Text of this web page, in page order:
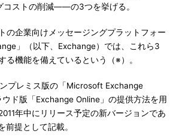
コストの削減――の3つを挙げる。
の企業向けメッセージングプラットフォー
」（以下、Exchange）では、これら3
る機能を備えているという（※）。
プレミス版の「Microsoft Exchange
ド版「Exchange Online」の提供方法を用
年中にリリース予定の新バージョンであ
前提として記載。